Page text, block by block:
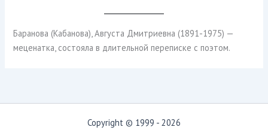
Баранова (Кабанова), Августа Дмитриевна (1891-1975) —
меценатка, состояла в длительной переписке с поэтом.
Copyright © 1999 - 2026